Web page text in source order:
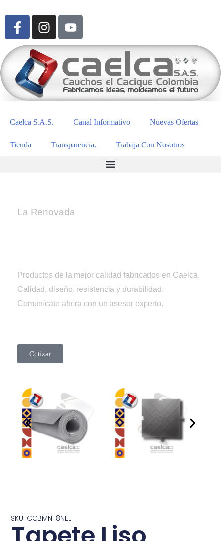
Caelca S.A.S. Canal Informativo Nuevas Ofertas
Tienda Transparencia. Trabaja Con Nosotros
La Renovada
Productos de la mejor calidad fabricados en Caelca,
Calidad, diseño, resistencia y durabilidad.
Comunícate ahora con un asesor experto.
Cotizar
SKU: CCBMN-8NEL